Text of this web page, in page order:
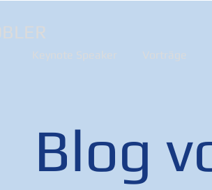
Keynote Speaker Vorträge
Blog